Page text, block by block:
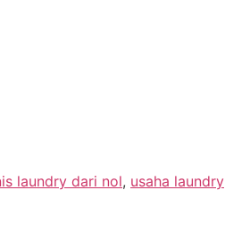
laundry dari nol, usaha laundry